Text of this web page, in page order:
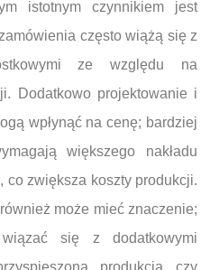
istotnym czynnikiem jest
często wiążą się z
ze względu na
Dodatkowo projektowanie i
wpłynąć na cenę; bardziej
większego nakładu
co zwiększa koszty produkcji.
może mieć znaczenie;
się z dodatkowymi
produkcją czy